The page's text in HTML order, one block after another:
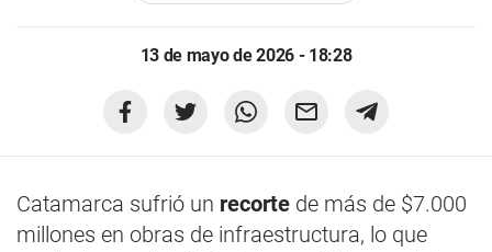
13 de mayo de 2026 - 18:28
Catamarca sufrió un recorte de más de $7.000
millones en obras de infraestructura, lo que